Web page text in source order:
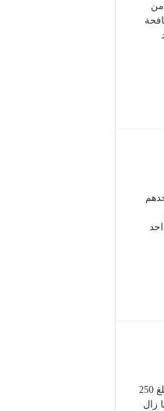
من
الأول نيوز – كشف البحث الجنائي في مديرية الأمن العام هوية سبعة اشخاص احتالوا على مواطن بمبلغ 250
زال